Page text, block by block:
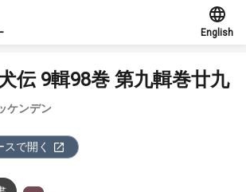
English
伝 9輯98巻 第九輯巻廿九
ケンデン
で開く